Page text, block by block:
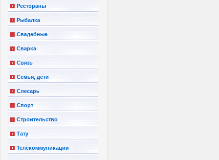
Рестораны
Рыбалка
Свадебные
Сварка
Связь
Семья, дети
Слесарь
Спорт
Строительство
Тату
Телекоммуникации